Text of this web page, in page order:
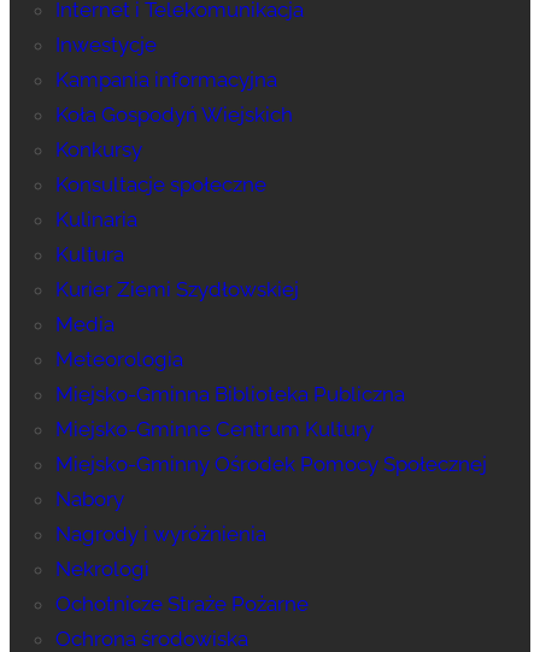
Internet i Telekomunikacja
Inwestycje
Kampania informacyjna
Koła Gospodyń Wiejskich
Konkursy
Konsultacje społeczne
Kulinaria
Kultura
Kurier Ziemi Szydłowskiej
Media
Meteorologia
Miejsko-Gminna Biblioteka Publiczna
Miejsko-Gminne Centrum Kultury
Miejsko-Gminny Ośrodek Pomocy Społecznej
Nabory
Nagrody i wyróżnienia
Nekrologi
Ochotnicze Straże Pożarne
Ochrona środowiska